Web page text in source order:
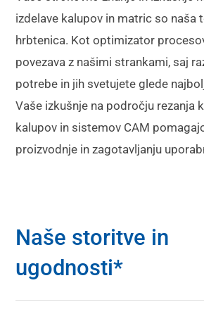
izdelave kalupov in matric so naša
hrbtenica. Kot optimizator
povezava z našimi strankami, saj
potrebe in jih svetujete glede
Vaše izkušnje na področju rezanja
kalupov in sistemov CAM
proizvodnje in zagotavljanju
Naše storitve in
ugodnosti*